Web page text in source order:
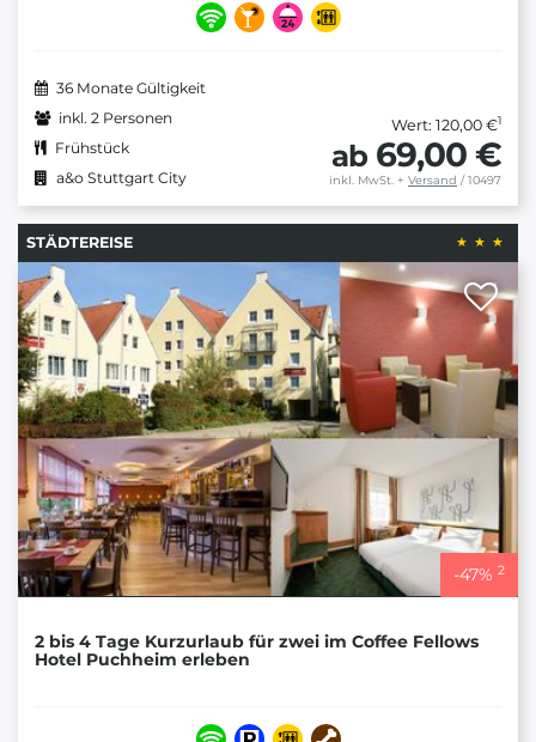
36 Monate Gültigkeit
inkl. 2 Personen
Frühstück
a&o Stuttgart City
Wert: 120,00 €1
ab 69,00 €
inkl. MwSt. + Versand / 10497
STÄDTEREISE
-47% 2
2 bis 4 Tage Kurzurlaub für zwei im Coffee Fellows
Hotel Puchheim erleben